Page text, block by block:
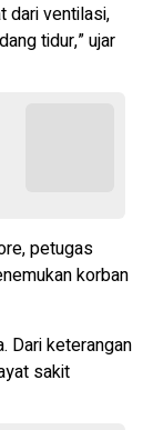
dari ventilasi,
tidur,” ujar
petugas
korban
Dari keterangan
sakit